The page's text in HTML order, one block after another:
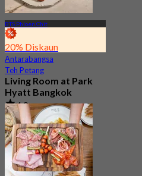
BTS Phloen Chit
20% Diskaun
Antarabangsa
Teh Petang
Living Room at Park
Hyatt Bangkok
4.8
177 ditempah
Dari฿ 1,412.5